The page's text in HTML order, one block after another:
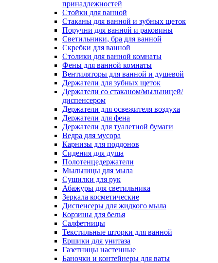
принадлежностей
Стойки для ванной
Стаканы для ванной и зубных щеток
Поручни для ванной и раковины
Светильники, бра для ванной
Скребки для ванной
Столики для ванной комнаты
Фены для ванной комнаты
Вентиляторы для ванной и душевой
Держатели для зубных щеток
Держатели со стаканом/мыльницей/
диспенсером
Держатели для освежителя воздуха
Держатели для фена
Держатели для туалетной бумаги
Ведра для мусора
Карнизы для поддонов
Сидения для душа
Полотенцедержатели
Мыльницы для мыла
Сушилки для рук
Абажуры для светильника
Зеркала косметические
Диспенсеры для жидкого мыла
Корзины для белья
Салфетницы
Текстильные шторки для ванной
Ершики для унитаза
Газетницы настенные
Баночки и контейнеры для ваты